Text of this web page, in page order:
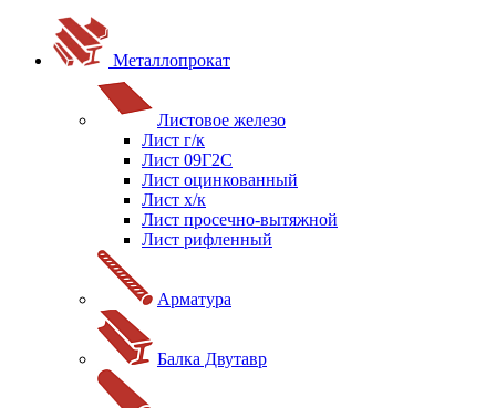
Металлопрокат
Листовое железо
Лист г/к
Лист 09Г2С
Лист оцинкованный
Лист х/к
Лист просечно-вытяжной
Лист рифленный
Арматура
Балка Двутавр